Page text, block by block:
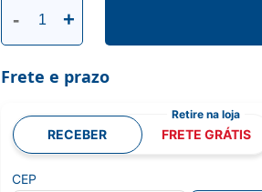
- +
Frete e prazo
RECEBER FRETE GRÁTIS
CEP